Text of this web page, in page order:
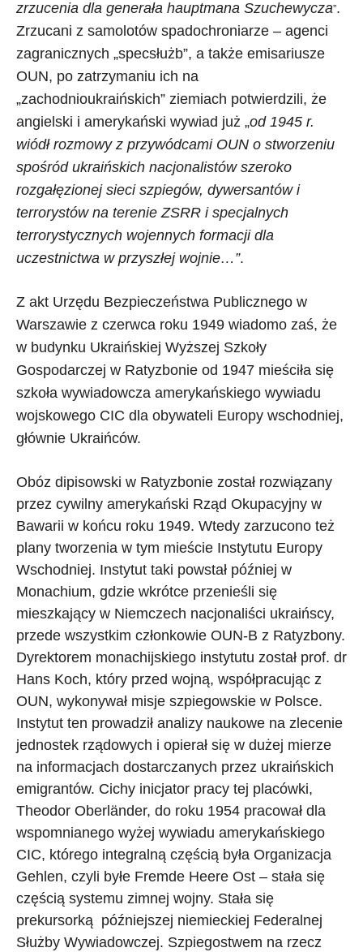
zrzucenia dla generała hauptmana Szuchewycza”.
Zrzucani z samolotów spadochroniarze – agenci
zagranicznych „specsłużb”, a także emisariusze
OUN, po zatrzymaniu ich na
„zachodnioukraińskich” ziemiach potwierdzili, że
angielski i amerykański wywiad już „od 1945 r.
wiódł rozmowy z przywódcami OUN o stworzeniu
spośród ukraińskich nacjonalistów szeroko
rozgałęzionej sieci szpiegów, dywersantów i
terrorystów na terenie ZSRR i specjalnych
terrorystycznych wojennych formacji dla
uczestnictwa w przyszłej wojnie…”.
Z akt Urzędu Bezpieczeństwa Publicznego w
Warszawie z czerwca roku 1949 wiadomo zaś, że
w budynku Ukraińskiej Wyższej Szkoły
Gospodarczej w Ratyzbonie od 1947 mieściła się
szkoła wywiadowcza amerykańskiego wywiadu
wojskowego CIC dla obywateli Europy wschodniej,
głównie Ukraińców.
Obóz dipisowski w Ratyzbonie został rozwiązany
przez cywilny amerykański Rząd Okupacyjny w
Bawarii w końcu roku 1949. Wtedy zarzucono też
plany tworzenia w tym mieście Instytutu Europy
Wschodniej. Instytut taki powstał później w
Monachium, gdzie wkrótce przenieśli się
mieszkający w Niemczech nacjonaliści ukraińscy,
przede wszystkim członkowie OUN-B z Ratyzbony.
Dyrektorem monachijskiego instytutu został prof. dr
Hans Koch, który przed wojną, współpracując z
OUN, wykonywał misje szpiegowskie w Polsce.
Instytut ten prowadził analizy naukowe na zlecenie
jednostek rządowych i opierał się w dużej mierze
na informacjach dostarczanych przez ukraińskich
emigrantów. Cichy inicjator pracy tej placówki,
Theodor Oberländer, do roku 1954 pracował dla
wspomnianego wyżej wywiadu amerykańskiego
CIC, którego integralną częścią była Organizacja
Gehlen, czyli byłe Fremde Heere Ost – stała się
częścią systemu zimnej wojny. Stała się
prekursorką późniejszej niemieckiej Federalnej
Służby Wywiadowczej. Szpiegostwem na rzecz